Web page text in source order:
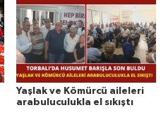
Yaşlak ve Kömürcü aileleri
arabuluculukla el sıkıştı